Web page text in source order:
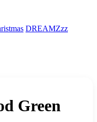
DREAMZzz
Green